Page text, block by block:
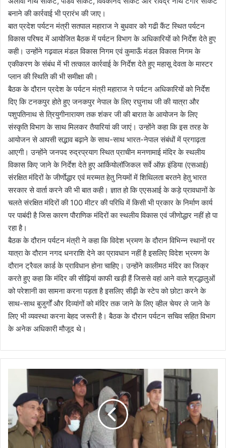
बनाने की कार्रवाई भी प्रारंभ की जाए।
बात प्रदेश पर्यटन मंत्री सतपाल महाराज ने बुधवार को गढी कैंट स्थित पर्यटन
विकास परिषद में आयोजित बैठक में पर्यटन विभाग के अधिकारियों को निर्देश देते हुए
कही। उन्होंने गढ़वाल मंडल विकास निगम एवं कुमाऊँ मंडल विकास निगम के
एकीकरण के संबंध में भी तत्काल कार्रवाई के निर्देश देते हुए महासू देवता के मास्टर
प्लान की स्थिति की भी समीक्षा की।
बैठक के दौरान प्रदेश के पर्यटन मंत्री महाराज ने पर्यटन अधिकारियों को निर्देश
दिए कि टनकपुर होते हुए जनकपुर नेपाल के लिए रघुनाथ जी की यात्रा और
पशुपतिनाथ से त्रियुगीनारायण तक शंकर जी की बारात के आयोजन के लिए
संस्कृति विभाग के साथ मिलकर तैयारियां की जाएं। उन्होंने कहा कि इस तरह के
आयोजन से आपसी सद्भाव बढ़ाने के साथ-साथ भारत-नेपाल संबंधों में प्रगाढ़ता
आएगी। उन्होंने जनपद रुद्रप्रयाग स्थित प्राचीन मनणामाई मंदिर के स्थलीय
विकास किए जाने के निर्देश देते हुए आर्कियोलॉजिकल सर्वे ऑफ़ इंडिया (एसआई)
संरक्षित मंदिरों के जीर्णाेद्धार एवं मरम्मत हेतु नियमों में शिथिलता बरतने हेतु भारत
सरकार से वार्ता करने की भी बात कही। ज्ञात हो कि एएसआई के कड़े प्रावधानों के
चलते संरक्षित मंदिरों की 100 मीटर की परिधि में किसी भी प्रकार के निर्माण कार्य
पर पाबंदी है जिस कारण पौराणिक मंदिरों का स्थलीय विकास एवं जीणोद्धार नहीं हो पा
रहा है।
बैठक के दौरान पर्यटन मंत्री ने कहा कि विदेश भ्रमण के दौरान विभिन्न स्थानों पर
यात्रा के दौरान नगद धनराशि देने का प्रावधान नहीं है इसलिए विदेश भ्रमण के
दौरान ट्रैवल कार्ड के प्राविधान होना चाहिए। उन्होंने कालीमठ मंदिर का जिक्र
करते हुए कहा कि मंदिर की सीढ़ियां काफी खड़ी हैं जिससे वहां आने वाले श्रद्धालुओं
को परेशानी का सामना करना पड़ता है इसलिए सीढ़ी के स्टेप को छोटा करने के
साथ-साथ बुजुर्गों और दिव्यांगों को मंदिर तक जाने के लिए व्हील चेयर ले जाने के
लिए भी व्यवस्था करना बेहद जरूरी है। बैठक के दौरान पर्यटन सचिव सहित विभाग
के अनेक अधिकारी मौजूद थे।
या
था